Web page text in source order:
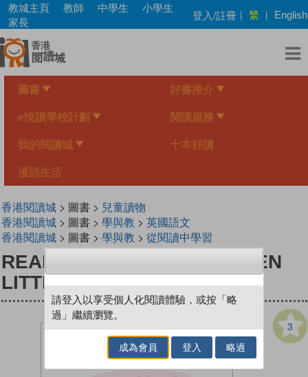
Skip
main
content
教城主頁 教師 中學生
小學生
家長
登入/註冊 | 繁 | English
圖書 好書推介
e悅讀學校計劃 閱讀服務
我的閱讀城 十本好讀
漫話生活
香港閱讀城> 圖書 > 兒童讀物
香港閱讀城> 圖書 > 學與教 > 英國語文
香港閱讀城> 圖書 > 學與教 > 從閱讀中學習
READ WITH PHINNIE 1.10 TEN
LITTLE DUCKS
3
請登入以享受個人化閱讀體驗，或按「略
過」繼續瀏覽。
成為會員 登入 略過